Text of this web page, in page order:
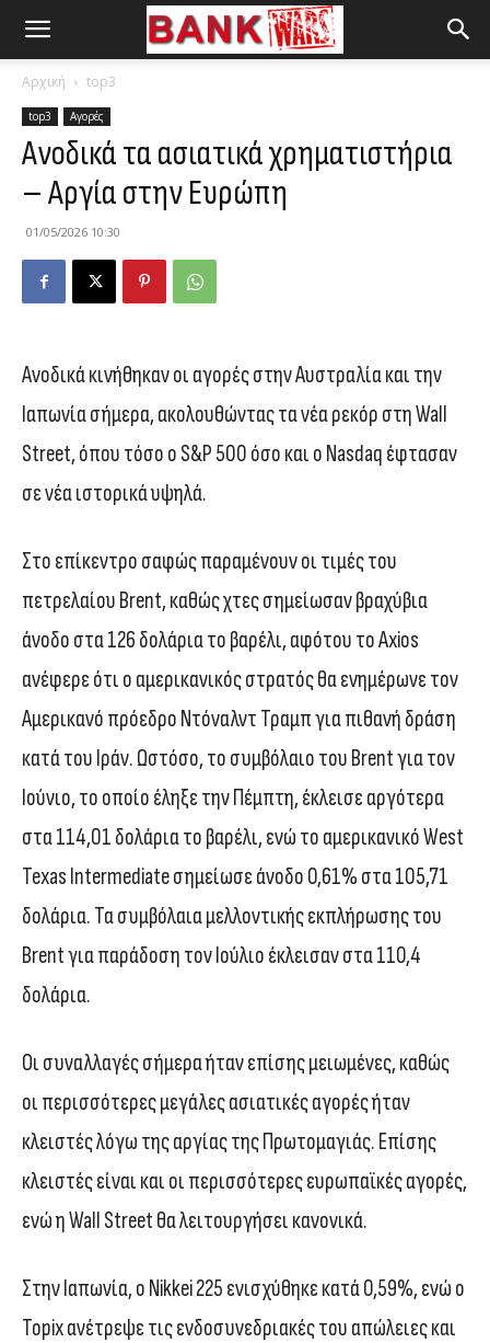
Αρχική top3
top3 Αγορές
Ανοδικά τα ασιατικά χρηματιστήρια
– Αργία στην Ευρώπη
01/05/2026 10:30
Ανοδικά κινήθηκαν οι αγορές στην Αυστραλία και την
Ιαπωνία σήμερα, ακολουθώντας τα νέα ρεκόρ στη Wall
Street, όπου τόσο ο S&P 500 όσο και ο Nasdaq έφτασαν
σε νέα ιστορικά υψηλά.
Στο επίκεντρο σαφώς παραμένουν οι τιμές του
πετρελαίου Brent, καθώς χτες σημείωσαν βραχύβια
άνοδο στα 126 δολάρια το βαρέλι, αφότου το Axios
ανέφερε ότι ο αμερικανικός στρατός θα ενημέρωνε τον
Αμερικανό πρόεδρο Ντόναλντ Τραμπ για πιθανή δράση
κατά του Ιράν. Ωστόσο, το συμβόλαιο του Brent για τον
Ιούνιο, το οποίο έληξε την Πέμπτη, έκλεισε αργότερα
στα 114,01 δολάρια το βαρέλι, ενώ το αμερικανικό West
Texas Intermediate σημείωσε άνοδο 0,61% στα 105,71
δολάρια. Τα συμβόλαια μελλοντικής εκπλήρωσης του
Brent για παράδοση τον Ιούλιο έκλεισαν στα 110,4
δολάρια.
Οι συναλλαγές σήμερα ήταν επίσης μειωμένες, καθώς
οι περισσότερες μεγάλες ασιατικές αγορές ήταν
κλειστές λόγω της αργίας της Πρωτομαγιάς. Επίσης
κλειστές είναι και οι περισσότερες ευρωπαϊκές αγορές,
ενώ η Wall Street θα λειτουργήσει κανονικά.
Στην Ιαπωνία, ο Nikkei 225 ενισχύθηκε κατά 0,59%, ενώ ο
Topix ανέτρεψε τις ενδοσυνεδριακές του απώλειες και